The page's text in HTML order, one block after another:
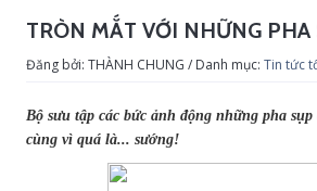
TRÒN MẮT VỚI NHỮNG
Đăng bởi: THÀNH CHUNG / Danh mục: Tin tức
Bộ sưu tập các bức ảnh động những pha
cùng vì quá là... sướng!